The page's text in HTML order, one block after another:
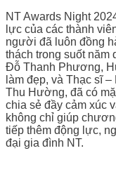
NT Awards Night
lực của các thành
người đã luôn đồng
thách trong suốt năm
Đỗ Thanh Phương,
làm đẹp, và Thạc sĩ
Thu Hường, đã có
chia sẻ đầy cảm xúc
không chỉ giúp
tiếp thêm động lực,
đại gia đình NT.